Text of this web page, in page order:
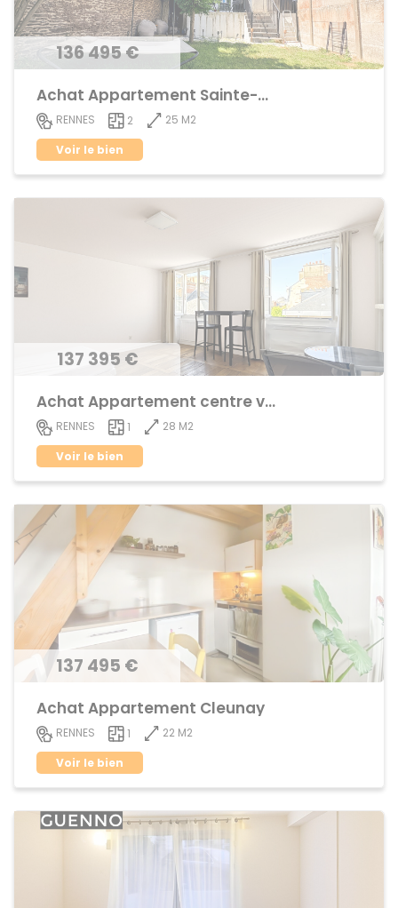
136 495 €
Achat Appartement Sainte-Thérèse
RENNES 2
25 M2
Voir le bien
137 395 €
Achat Appartement centre ville
RENNES 1
28 M2
Voir le bien
137 495 €
Achat Appartement Cleunay
RENNES 1
22 M2
Voir le bien